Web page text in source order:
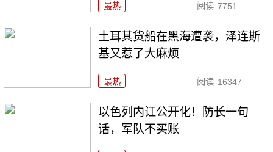
最热 阅读 7751
土耳其货船在黑海遭袭，泽连斯
基又惹了大麻烦
最热 阅读 16347
以色列内讧公开化！防长一句
话，军队不买账